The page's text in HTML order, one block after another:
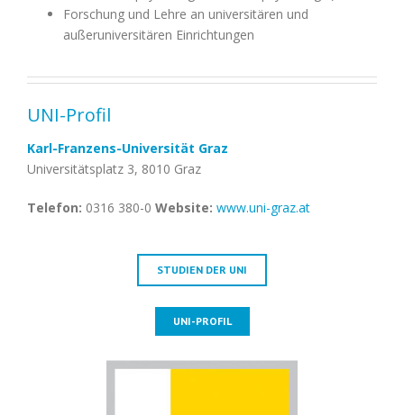
sind
beispielsweise
Berufs-
Tätigkeitsfelder:
Forschung und Lehre an universitären und
außeruniversitären Einrichtungen
UNI-Profil
Karl-Franzens-Universität Graz
Universitätsplatz 3, 8010 Graz
Telefon: 0316 380-0 Website: www.uni-graz.at
STUDIEN DER UNI
UNI-PROFIL